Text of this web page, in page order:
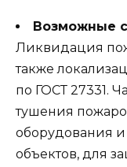
Возможные
Ликвидация
также
по ГОСТ 27331.
тушения
оборудования и
объектов, для